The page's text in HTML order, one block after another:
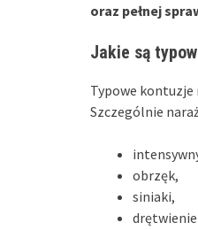
oraz pełnej
Jakie są
Typowe kontuzje
Szczególnie
obrzęk,
siniaki,